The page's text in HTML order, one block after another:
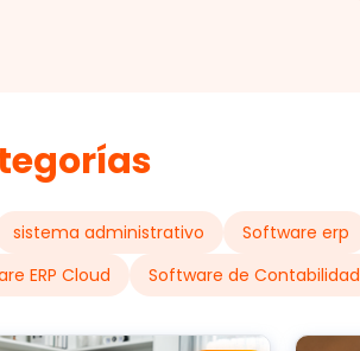
sistema administrativo Software erp
ERP Cloud Software de Contabilidad